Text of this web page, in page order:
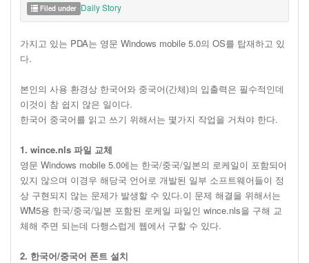
Filed under Daily Story
가지고 있는 PDA는 영문 Windows mobile 5.0의 OS를 탑재하고 있
다.
본인의 사용 환경상 한국어와 중국어(간체)의 입출력은 필수적인데
이것이 참 쉽지 않은 일이다.
한국어 중국어를 읽고 쓰기 위해서는 몇가지 작업을 거쳐야 한다.
1. wince.nls 파일 교체
영문 Windows mobile 5.0에는 한국/중국/일본의 로케일이 포함되어
있지 않으며 이경우 해당국 언어로 개발된 일부 소프트웨어들이 정
상 구현되지 않는 문제가 발생할 수 있다.이 문제 해결을 위해서는
WM5용 한국/중국/일본 포함된 로케일 파일인 wince.nls을 구해 교
체해 주면 되는데 다행스럽게 웹에서 구할 수 있다.
2. 한국어/중국어 폰트 설치